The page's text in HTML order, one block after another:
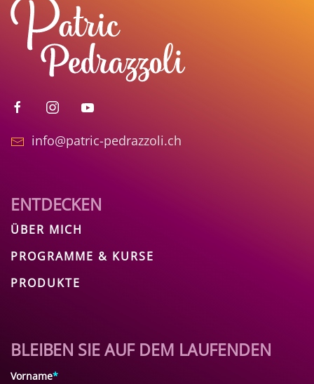
info@patric-pedrazzoli.ch
ENTDECKEN
ÜBER MICH
PROGRAMME & KURSE
PRODUKTE
BLEIBEN SIE AUF DEM LAUFENDEN
Vorname*